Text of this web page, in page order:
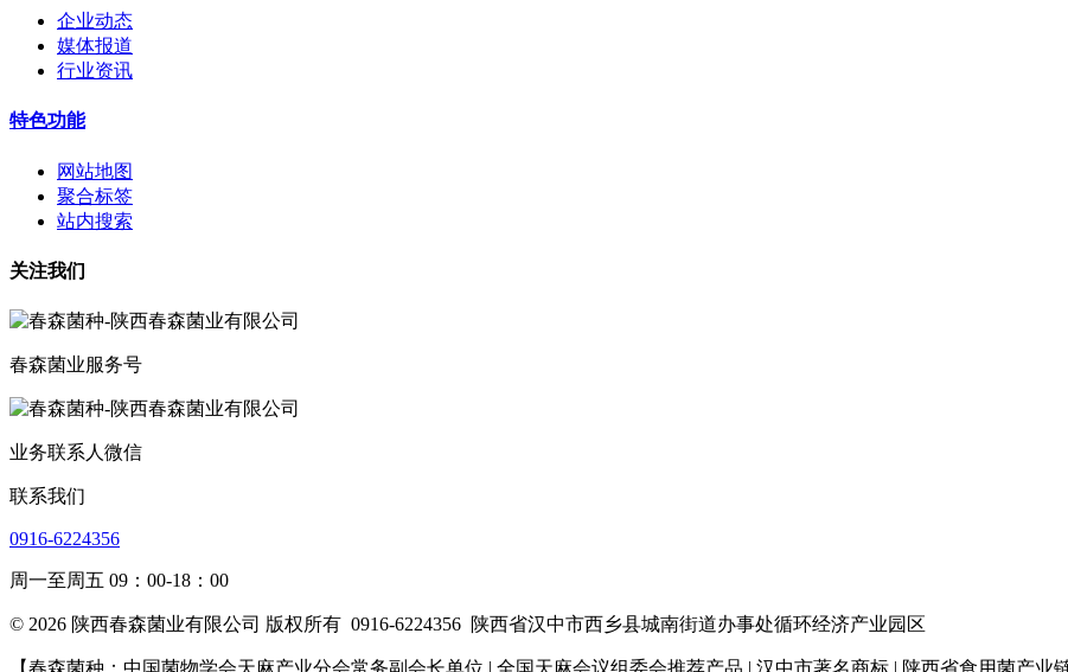
企业动态
媒体报道
行业资讯
特色功能
网站地图
聚合标签
站内搜索
关注我们
春森菌业服务号
业务联系人微信
联系我们
0916-6224356
周一至周五 09：00-18：00
© 2026 陕西春森菌业有限公司 版权所有 0916-6224356 陕西省汉中市西乡县城南街道办事处循环经济产业园区